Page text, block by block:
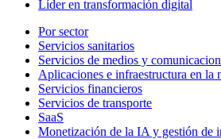
Líder en transformación digital
Por sector
Servicios sanitarios
Servicios de medios y
Aplicaciones e infraestructura en la
Servicios financieros
Servicios de transporte
SaaS
Monetización de la IA y gestión de